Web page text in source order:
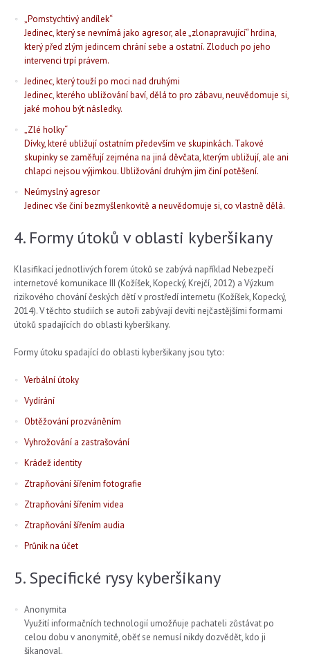
„Pomstychtivý andílek“
Jedinec, který se nevnímá jako agresor, ale „zlonapravující“ hrdina,
který před zlým jedincem chrání sebe a ostatní. Zloduch po jeho
intervenci trpí právem.
Jedinec, který touží po moci nad druhými
Jedinec, kterého ubližování baví, dělá to pro zábavu, neuvědomuje si,
jaké mohou být následky.
„Zlé holky“
Dívky, které ubližují ostatním především ve skupinkách. Takové
skupinky se zaměřují zejména na jiná děvčata, kterým ubližují, ale ani
chlapci nejsou výjimkou. Ubližování druhým jim činí potěšení.
Neúmyslný agresor
Jedinec vše činí bezmyšlenkovitě a neuvědomuje si, co vlastně dělá.
4. Formy útoků v oblasti kyberšikany
Klasifikací jednotlivých forem útoků se zabývá například Nebezpečí
internetové komunikace III (Kožíšek, Kopecký, Krejčí, 2012) a Výzkum
rizikového chování českých dětí v prostředí internetu (Kožíšek, Kopecký,
2014). V těchto studiích se autoři zabývají devíti nejčastějšími formami
útoků spadajících do oblasti kyberšikany.
Formy útoku spadající do oblasti kyberšikany jsou tyto:
Verbální útoky
Vydírání
Obtěžování prozváněním
Vyhrožování a zastrašování
Krádež identity
Ztrapňování šířením fotografie
Ztrapňování šířením videa
Ztrapňování šířením audia
Průnik na účet
5. Specifické rysy kyberšikany
Anonymita
Využití informačních technologií umožňuje pachateli zůstávat po
celou dobu v anonymitě, oběť se nemusí nikdy dozvědět, kdo ji
šikanoval.